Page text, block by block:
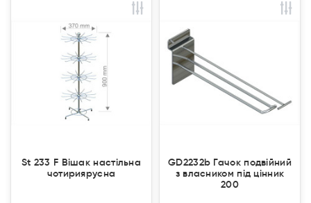
St 233 F Вішак настільна
чотириярусна
GD2232b Гачок подвійний
з власником під цінник
200